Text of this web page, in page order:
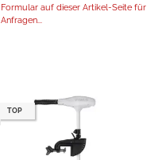
Formular auf dieser Artikel-Seite für
Anfragen...
TOP